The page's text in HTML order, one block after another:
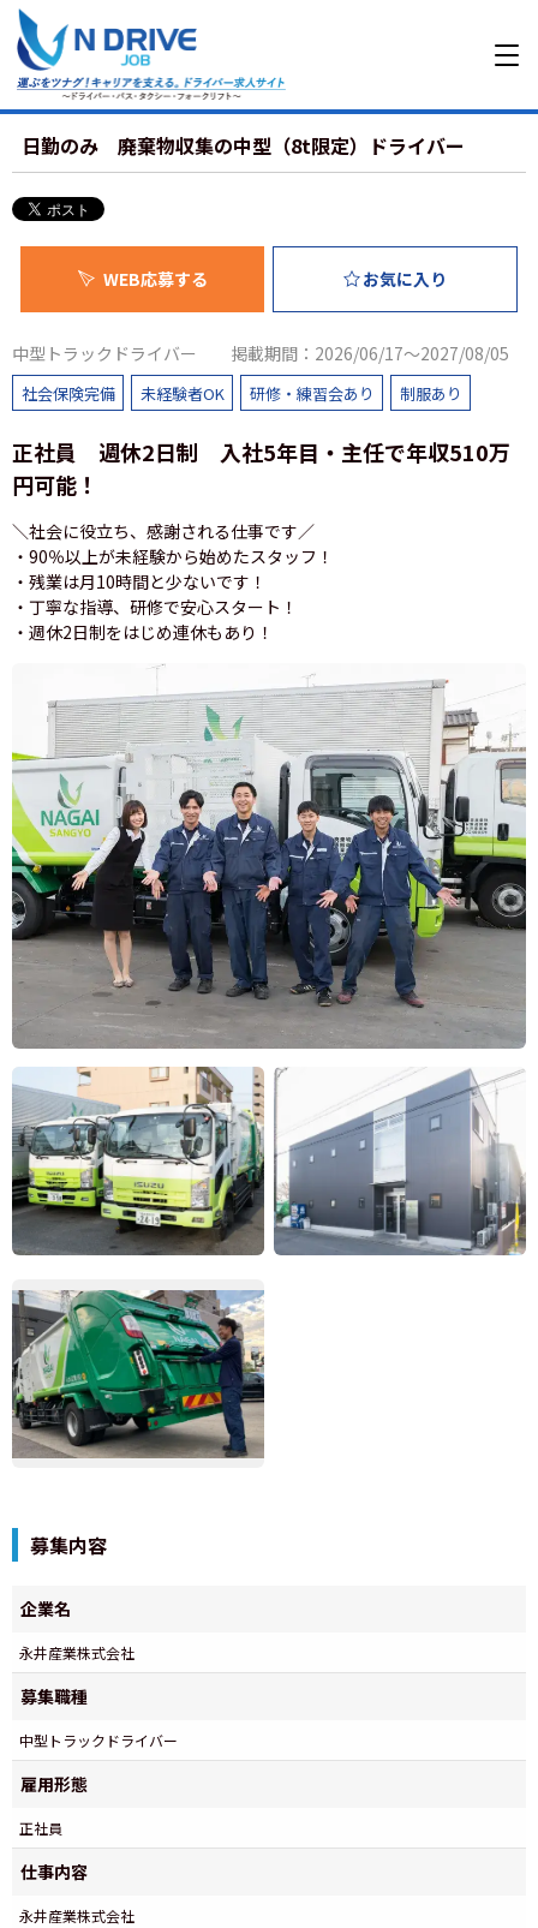
日勤のみ 廃棄物収集の中型（8t限定）ドライバー
WEB応募する お気に入り
中型トラックドライバー 掲載期間：2026/06/17～2027/08/05
社会保険完備 未経験者OK 研修・練習会あり 制服あり
正社員 週休2日制 入社5年目・主任で年収510万
円可能！
＼社会に役立ち、感謝される仕事です／
・90％以上が未経験から始めたスタッフ！
・残業は月10時間と少ないです！
・丁寧な指導、研修で安心スタート！
・週休2日制をはじめ連休もあり！
募集内容
企業名
永井産業株式会社
募集職種
中型トラックドライバー
雇用形態
正社員
仕事内容
永井産業株式会社